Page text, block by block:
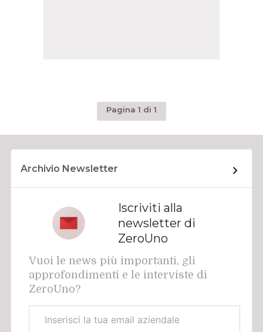
Pagina 1 di 1
Archivio Newsletter
Iscriviti alla
newsletter di
ZeroUno
Vuoi le news più importanti, gli
approfondimenti e le interviste di
ZeroUno?
aziendale